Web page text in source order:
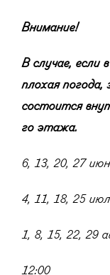
Внимание!
В случае, если
плохая
состоится
го этажа.
6, 13, 20, 27
4, 11, 18, 25
1, 8, 15, 22, 29
12:00